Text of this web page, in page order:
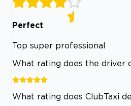
Perfect
Top super professional
What rating does the driver
What rating does ClubTaxi